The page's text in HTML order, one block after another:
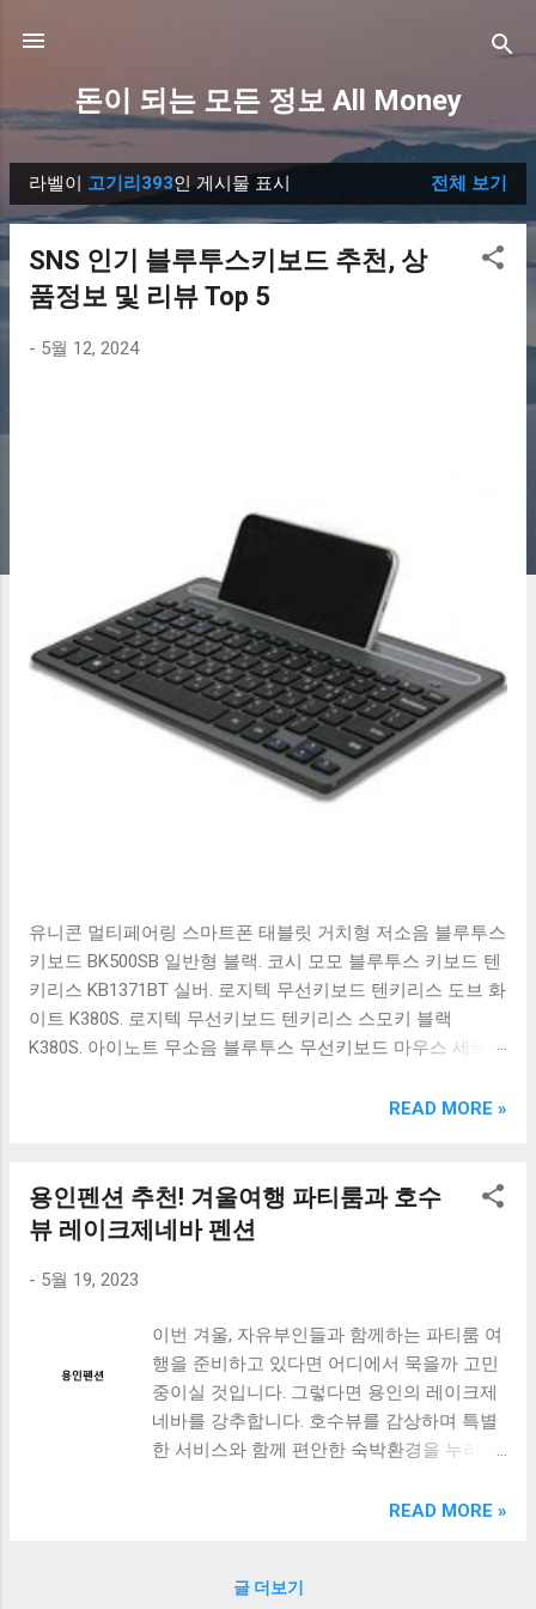
돈이 되는 모든 정보 All Money
글
라벨이 고기리393인 게시물 표시 전체 보기
SNS 인기 블루투스키보드 추천, 상
품정보 및 리뷰 Top 5
- 5월 12, 2024
유니콘 멀티페어링 스마트폰 태블릿 거치형 저소음 블루투스
키보드 BK500SB 일반형 블랙. 코시 모모 블루투스 키보드 텐
키리스 KB1371BT 실버. 로지텍 무선키보드 텐키리스 도브 화
이트 K380S. 로지텍 무선키보드 텐키리스 스모키 블랙
K380S. 아이노트 무소음 블루투스 무선키보드 마우스 세트
OABTKBDA 퓨어 화이트. 코시 베이직 블루투스 키보드
랙. 큐센 멤브레인 무선 키보드 블랙 K1000 일반형 블루투스
키보드 구매를 고려하실 때, 추가 할인 혜택을 놓치지 마세요.
다양한 할인 혜택과 빠른배송 혜택을 놓치지 않도록 먼저 확
인해보세요. 추가할인 확인하기 상품 하나를 사더라도 종류
루투스키보드 같은 상품을 고를 때는 더 고민이 많을 수 밖에
없습니다. 다양한 상품들을 상세스펙 과 가격 을 꼼꼼히 비교
해서 구매하실 수 있도록 순위 추천 해드릴게요. 특가상품 보
러가기 추천상품 Best 유니콘 멀티페어링 스마트폰 태블릿
거치형 저소음 블루투스 키보드, BK-500SB, 일반형, 블랙 유
READ MORE »
용인펜션 추천! 겨울여행 파티룸과 호수
뷰 레이크제네바 펜션
- 5월 19, 2023
이번 겨울, 자유부인들과 함께하는 파티룸 여
행을 준비하고 있다면 어디에서 묵을까 고민
중이실 것입니다. 그렇다면 용인의 레이크제
네바를 강추합니다. 호수뷰를 감상하며 특별
한 서비스와 함께 편안한 숙박환경을 누리실
특별하게 만들어보세요. 이곳에서는 고기리
을 감상하며 여행의 추억을 만들어보세요. 이
READ MORE »
글 더보기